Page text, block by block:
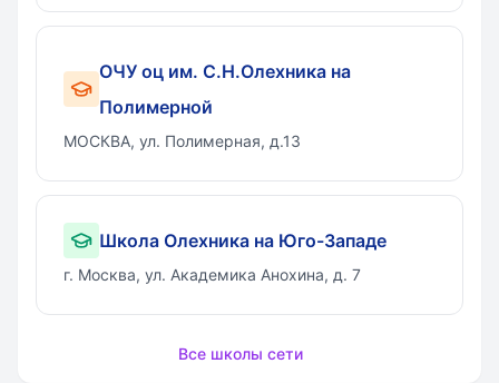
приемами и техникой работы с
рисования в некоторых видах работ.
Занятия по данной программе
способствуют развитию
интеллектуального и духовного
художественных творческих
способностей, развивает его
познавательную активность в
процессе практической
исполнении индивидуальных
ОЧУ оц им. С.Н.Олехника на
Полимерной
МОСКВА, ул. Полимерная, д.13
Школа Олехника на Юго-Западе
г. Москва, ул. Академика Анохина, д. 7
Все школы сети